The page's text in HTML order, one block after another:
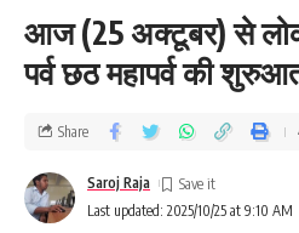
आज (25 अक्टूबर) से
पर्व छठ महापर्व की
Last updated: 2025/10/25 at 9:10 AM
Saroj Raja
Share